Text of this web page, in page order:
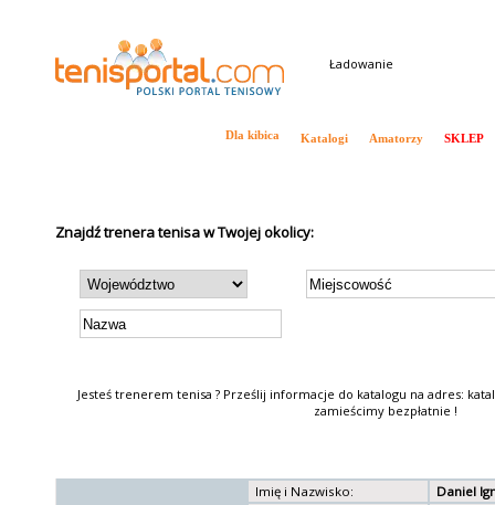
Ładowanie
Dla kibica Katalogi Amatorzy SKLEP
Znajdź trenera tenisa w Twojej okolicy:
Jesteś trenerem tenisa ? Prześlij informacje do katalogu na adres:
zamieścimy bezpłatnie !
Imię i Nazwisko:
Daniel